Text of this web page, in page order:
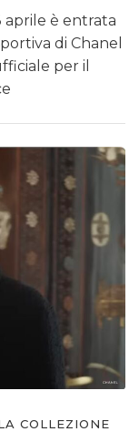
aprile è entrata
di Chanel
per il
COLLEZIONE